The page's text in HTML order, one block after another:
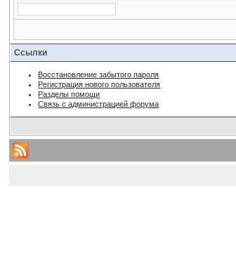
Ссылки
Восстановление забытого пароля
Регистрация нового пользователя
Разделы помощи
Связь с администрацией форума